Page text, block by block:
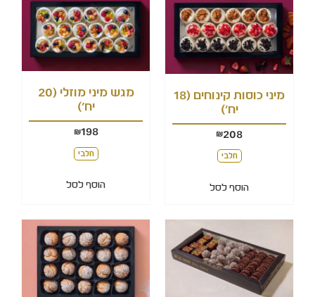
מיני כוסות קינוחים (18
יח')
208
₪
חלבי
הוסף לסל
מגש מיני מוזלי (20
יח')
198
₪
חלבי
הוסף לסל